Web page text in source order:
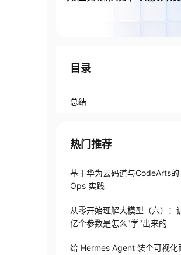
目录
总结
热门推荐
基于华为云码道与CodeArts
Ops 实践
从零开始理解大模型（六）
亿个参数是怎么"学"出来的
给 Hermes Agent 装个可视化